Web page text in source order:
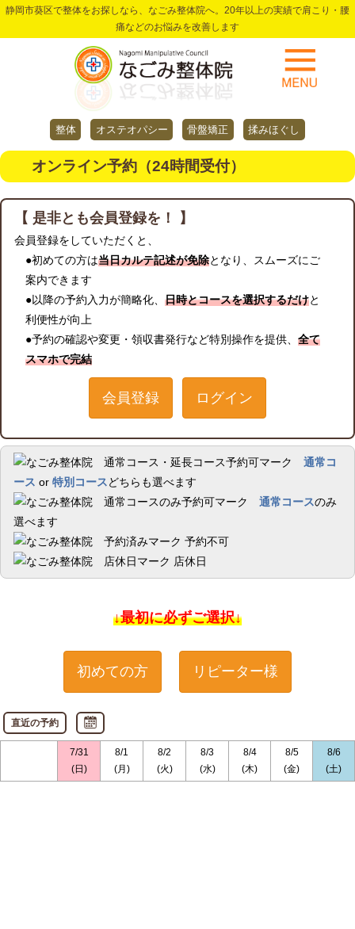
静岡市葵区で整体をお探しなら、なごみ整体院へ。20年以上の実績で肩こり・腰
痛などのお悩みを改善します
整体 オステオパシー 骨盤矯正 揉みほぐし
オンライン予約（24時間受付）
【 是非とも会員登録を！ 】
会員登録をしていただくと、
●初めての方は当日カルテ記述が免除となり、スムーズにご
案内できます
●以降の予約入力が簡略化、 日時とコースを選択するだけと
利便性が向上
●予約の確認や変更・領収書発行など特別操作を提供、 全て
スマホで完結
会員登録 ログイン
通常コ
ース or 特別コースどちらも選べます
通常コースのみ
選べます
予約不可
店休日
↓最初に必ずご選択↓
初めての方 リピーター様
直近の予約
7/31
(日)
8/1
(月)
8/2
(火)
8/3
(水)
8/4
(木)
8/5
(金)
8/6
(土)